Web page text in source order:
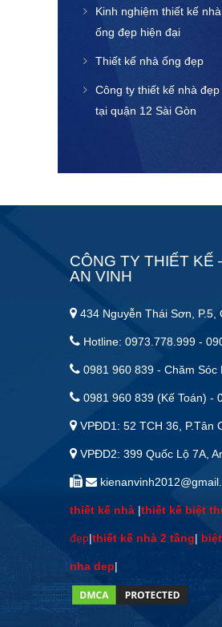
Kinh nghiệm thiết kế nhà
ống đẹp hiện đại
Thiết kế nhà ống đẹp
Công ty thiết kế nhà đẹp
tại quận 12 Sài Gòn
CÔNG TY THIẾT KẾ
AN VINH
434 Nguyễn Thái Sơn, P.5,
Hotline: 0973.778.999 -
0981 960 839 - Chăm Sóc
0981 960 839 (Kế Toán) -
VPĐD1: 52 TCH 36, P.Tân
VPĐD2: 399 Quốc Lộ 7A,
thiết kế nhà |thiết kế biệt
đẹp|thiết kế nhà 2 tầng|
nha dep|